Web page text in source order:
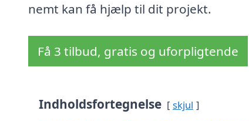
nemt kan få hjælp til dit projekt.
Få 3 tilbud, gratis og uforpligtende
Indholdsfortegnelse skjul